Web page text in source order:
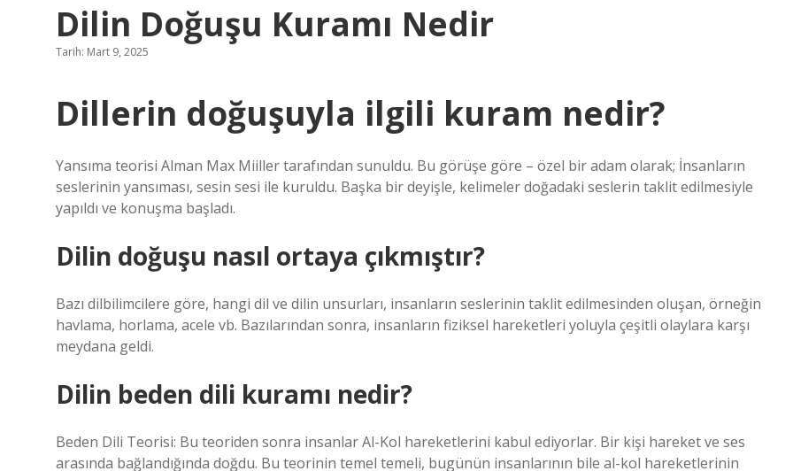
Dilin Doğuşu Kuramı Nedir
Tarih: Mart 9, 2025
Dillerin doğuşuyla ilgili kuram nedir?
Yansıma teorisi Alman Max Miiller tarafından sunuldu. Bu görüşe göre – özel bir adam olarak; İnsanların
seslerinin yansıması, sesin sesi ile kuruldu. Başka bir deyişle, kelimeler doğadaki seslerin taklit edilmesiyle
yapıldı ve konuşma başladı.
Dilin doğuşu nasıl ortaya çıkmıştır?
Bazı dilbilimcilere göre, hangi dil ve dilin unsurları, insanların seslerinin taklit edilmesinden oluşan, örneğin
havlama, horlama, acele vb. Bazılarından sonra, insanların fiziksel hareketleri yoluyla çeşitli olaylara karşı
meydana geldi.
Dilin beden dili kuramı nedir?
Beden Dili Teorisi: Bu teoriden sonra insanlar Al-Kol hareketlerini kabul ediyorlar. Bir kişi hareket ve ses
arasında bağlandığında doğdu. Bu teorinin temel temeli, bugünün insanlarının bile al-kol hareketlerinin